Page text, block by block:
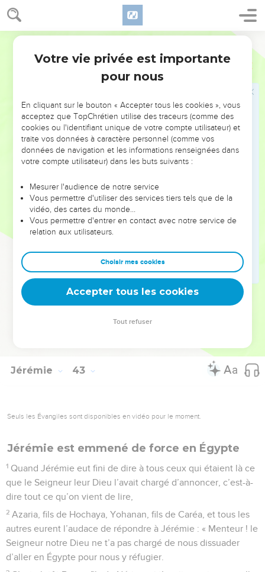
Jérémie 42
même façon je la laisserai déborder contre vous, si vous
allez en Égypte. Alors on vous citera comme exemple quand
on voudra prononcer une malédiction, ou mentionner
quelque chose d’horrible, de maudit ou de honteux ; et vous
ne reverrez jamais plus ce pays.” »
Jérémie ajouta : « C’est le Seigneur qui vous dit de ne pas
Comprenez-le bien, je vous l’affirme solennellement
aujourd’hui.
Quand vous m’avez chargé de consulter le Seigneur votre
Dieu, et que vous m’avez demandé de le prier pour vous,
le Seigneur notre Dieu dira, et nous le ferons.” A ce moment-
là, vous vous êtes engagés à la légère.
Aujourd’hui, en effet, je vous apporte la réponse du
Seigneur notre Dieu, mais vous n’écoutez rien de ce qu’il
Eh bien, sachez que vous mourrez par la guerre, la famine
ou la peste, là même où vous aurez désiré aller vous
réfugier ! »
© Société biblique française – Bibli’O, 1997, avec autorisation. Pour vous procurer
Jérémie 43
Seuls les Évangiles sont disponibles en vidéo pour le moment.
Jérémie est emmené de force en Égypte
1 Quand Jérémie eut fini de dire à tous ceux qui étaient là ce
que le Seigneur leur Dieu l’avait chargé d’annoncer, c’est-à-
dire tout ce qu’on vient de lire,
2 Azaria, fils de Hochaya, Yohanan, fils de Caréa, et tous les
autres eurent l’audace de répondre à Jérémie : « Menteur ! le
Seigneur notre Dieu ne t’a pas chargé de nous dissuader
d’aller en Égypte pour nous y réfugier.
Votre vie privée est importante
pour nous
En cliquant sur le bouton « Accepter tous les cookies », vous
acceptez que TopChrétien utilise des traceurs (comme des
cookies ou l'identifiant unique de votre compte utilisateur) et
traite vos données à caractère personnel (comme vos
données de navigation et les informations renseignées dans
votre compte utilisateur) dans les buts suivants :
Mesurer l'audience de notre service
Vous permettre d'utiliser des services tiers tels que de la
vidéo, des cartes du monde…
Vous permettre d'entrer en contact avec notre service de
relation aux utilisateurs.
Choisir mes cookies
Accepter tous les cookies
Tout refuser